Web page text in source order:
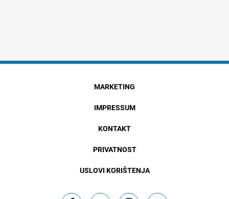
MARKETING
IMPRESSUM
KONTAKT
PRIVATNOST
USLOVI KORIŠTENJA